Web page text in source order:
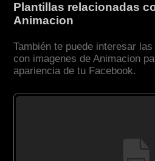
Plantillas relacionadas
Animacion
También te puede interesar
con imagenes de Animacion
apariencia de tu Facebook.